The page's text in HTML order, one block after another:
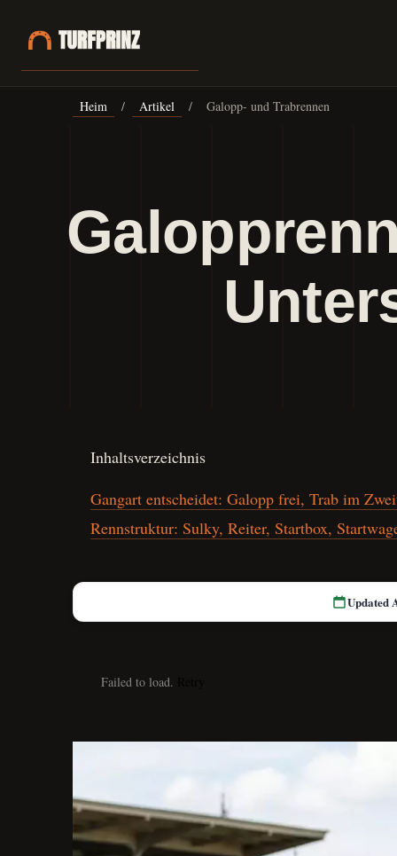
Heim / Artikel / Galopp- und Trabrennen
Inhaltsverzeichnis
Gangart entscheidet: Galopp frei, Trab im
Rennstruktur: Sulky, Reiter, Startbox,
Updated
Failed to load.